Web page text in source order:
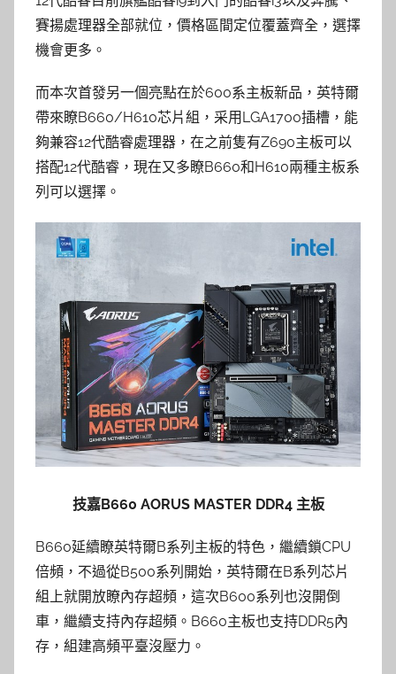
賽揚處理器全部就位，價格區間定位覆蓋齊全，選擇
機會更多。
而本次首發另一個亮點在於600系主板新品，英特爾
帶來瞭B660/H610芯片組，采用LGA1700插槽，能
夠兼容12代酷睿處理器，在之前隻有Z690主板可以
搭配12代酷睿，現在又多瞭B660和H610兩種主板系
列可以選擇。
技嘉B660 AORUS MASTER DDR4 主板
B660延續瞭英特爾B系列主板的特色，繼續鎖CPU
倍頻，不過從B500系列開始，英特爾在B系列芯片
組上就開放瞭內存超頻，這次B600系列也沒開倒
車，繼續支持內存超頻。B660主板也支持DDR5內
存，組建高頻平臺沒壓力。